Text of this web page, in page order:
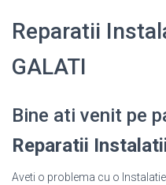
Reparatii
GALATI
Bine ati venit pe
Reparatii
Aveti o problema cu o